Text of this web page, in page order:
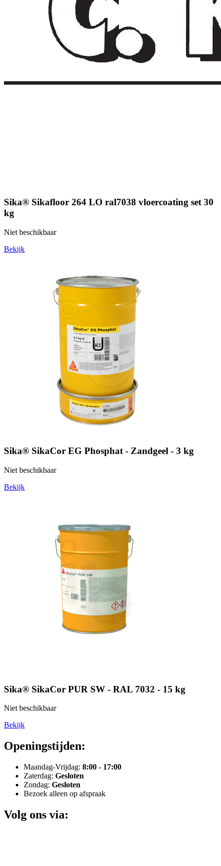
Sika® Sikafloor 264 LO ral7038 vloercoating set 30
kg
Niet beschikbaar
Bekijk
Sika® SikaCor EG Phosphat - Zandgeel - 3 kg
Niet beschikbaar
Bekijk
Sika® SikaCor PUR SW - RAL 7032 - 15 kg
Niet beschikbaar
Bekijk
Openingstijden:
Maandag-Vrijdag: 8:00 - 17:00
Zaterdag: Gesloten
Zondag: Gesloten
Bezoek alleen op afspraak
Volg ons via: